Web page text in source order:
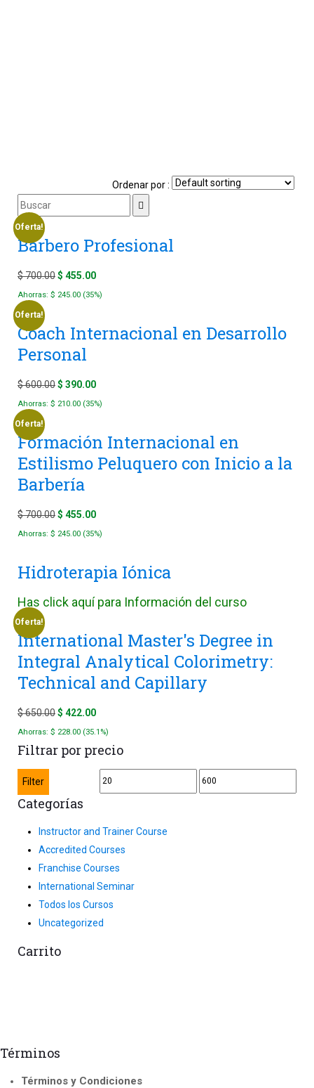
Ordenar por :
Oferta!
Barbero Profesional
$700.00Original
price
$ 700.00.
$ 455.00Current
price
$ 455.00.
Ahorras: $ 245.00 (35%)
Oferta!
Coach Internacional en Desarrollo
Personal
$600.00Original
price
$ 600.00.
$ 390.00Current
price
$ 390.00.
Ahorras: $ 210.00 (35%)
Oferta!
Formación Internacional en
Estilismo Peluquero con Inicio a la
Barbería
$700.00Original
price
$ 700.00.
$ 455.00Current
price
$ 455.00.
Ahorras: $ 245.00 (35%)
Hidroterapia Iónica
Has click aquí para Información del curso
Oferta!
International Master's Degree in
Integral Analytical Colorimetry:
Technical and Capillary
$650.00Original
price
was:
$ 422.00Current
price
is:
$ 422.00.
Ahorras: $ 228.00 (35.1%)
Filtrar por precio
Min Max
Filter
Categorías
Instructor and Trainer Course
Accredited Courses
Franchise Courses
International Seminar
Todos los Cursos
Uncategorized
Carrito
Términos
Términos y Condiciones